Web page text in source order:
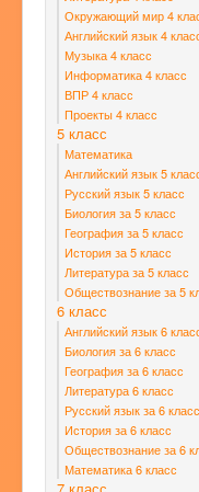
Окружающий мир 4
Английский язык 4
Музыка 4 класс
Информатика 4 класс
ВПР 4 класс
Проекты 4 класс
5 класс
Математика
Английский язык 5
Русский язык 5 класс
Биология за 5 класс
География за 5 класс
История за 5 класс
Литература за 5 класс
Обществознание за 5
6 класс
Английский язык 6
Биология за 6 класс
География за 6 класс
Литература 6 класс
Русский язык за 6 класс
История за 6 класс
Обществознание за 6
Математика 6 класс